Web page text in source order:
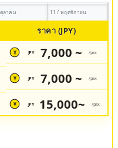
ลาคม 11 / พฤศจิกายน
ราคา (JPY)
¥ JPY 7,000 ~ /pax
¥ JPY 7,000 ~ /pax
¥ JPY 15,000~ /pax